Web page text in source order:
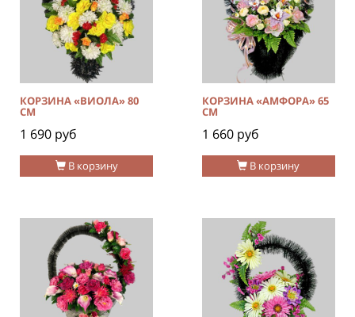
В корзину
КОРЗИНА «ВИОЛА» 80
СМ
1 690 руб
В корзину
КОРЗИНА «АМФОРА» 65
СМ
1 660 руб